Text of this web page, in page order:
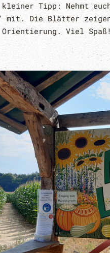
Tipp: Nehmt
Die Blätter zeigen
Viel Spaß!